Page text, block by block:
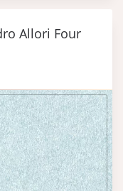
Allori Four